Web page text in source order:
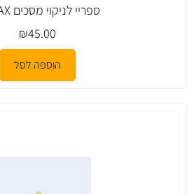
ספריי לניקוי מסכים SONAX
₪45.00
הוספה לסל